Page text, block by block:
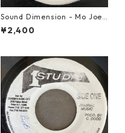
Sound Dimension - Mo Joe
Rock Steady【7-21087】
¥2,400